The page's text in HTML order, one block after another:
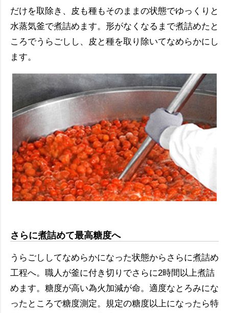
だけを取除き、皮も種もそのままの状態でゆっくりと
水蒸気釜で煮詰めます。形がなくなるまで煮詰めたと
ころでうらごしし、皮と種を取り除いてなめらかにし
ます。
さらに煮詰めて最高糖度へ
うらごししてなめらかになった状態からさらに煮詰め
工程へ。職人が釜に付き切りでさらに2時間以上煮詰
めます。糖度が高い為火加減が命。適度なとろみにな
ったところで糖度測定。規定の糖度以上になったら特